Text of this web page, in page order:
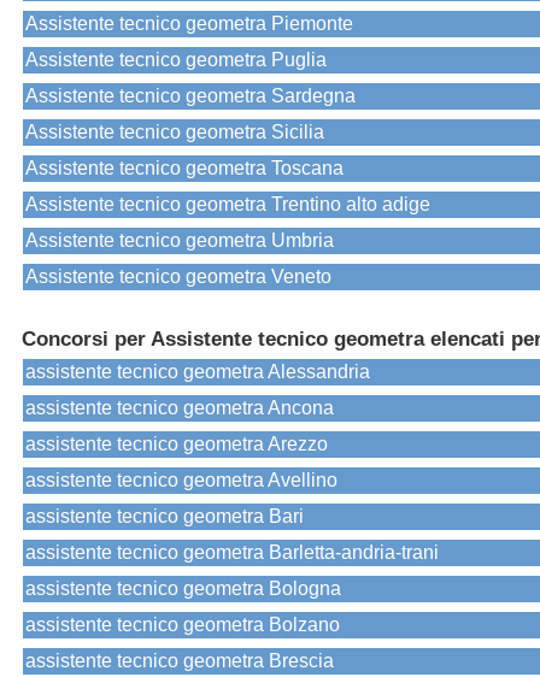
Assistente tecnico geometra Piemonte
Assistente tecnico geometra Puglia
Assistente tecnico geometra Sardegna
Assistente tecnico geometra Sicilia
Assistente tecnico geometra Toscana
Assistente tecnico geometra Trentino alto adige
Assistente tecnico geometra Umbria
Assistente tecnico geometra Veneto
Concorsi per Assistente tecnico geometra elencati
assistente tecnico geometra Alessandria
assistente tecnico geometra Ancona
assistente tecnico geometra Arezzo
assistente tecnico geometra Avellino
assistente tecnico geometra Bari
assistente tecnico geometra Barletta-andria-trani
assistente tecnico geometra Bologna
assistente tecnico geometra Bolzano
assistente tecnico geometra Brescia